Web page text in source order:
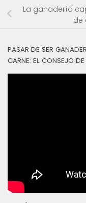
La ganadería
de
PASAR DE SER
CARNE: EL CONSEJO